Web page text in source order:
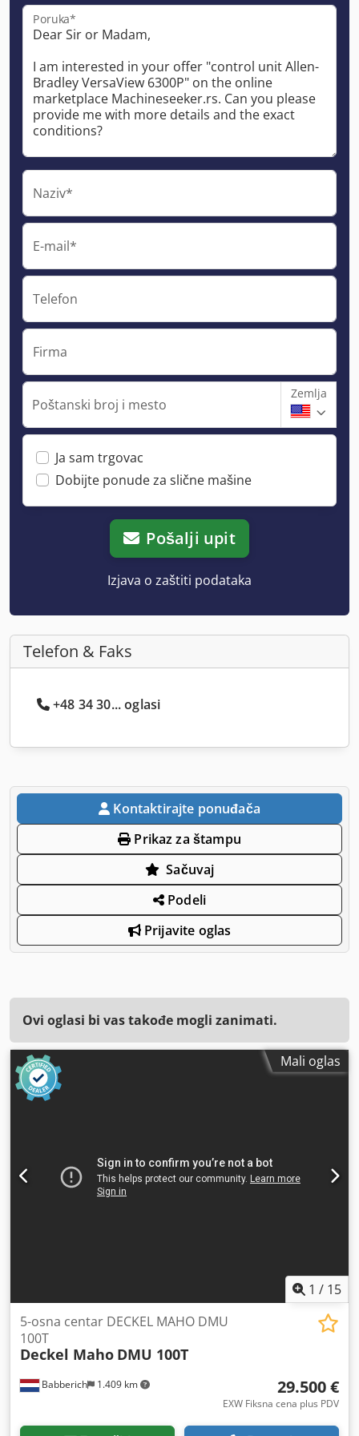
Poruka*
Naziv*
E-mail*
Telefon
Firma
Poštanski broj i mesto
Zemlja
Ja sam trgovac
Dobijte ponude za slične mašine
Pošalji upit
Izjava o zaštiti podataka
Telefon & Faks
+48 34 30... oglasi
Kontaktirajte ponuđača
Prikaz za štampu
Sačuvaj
Podeli
Prijavite oglas
Ovi oglasi bi vas takođe mogli zanimati.
Mali oglas
1 / 15
Babberich 1.409 km
5-osna centar DECKEL MAHO DMU
100T
Deckel Maho DMU 100T
29.500 €
EXW Fiksna cena plus PDV